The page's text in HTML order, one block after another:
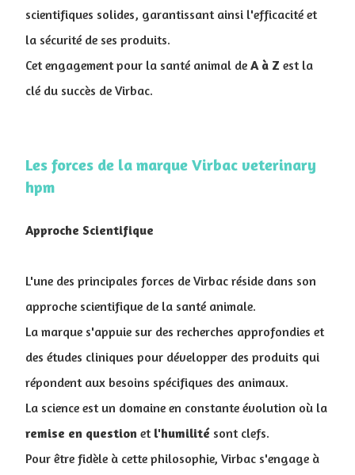
scientifiques solides, garantissant ainsi l'efficacité et
la sécurité de ses produits.
Cet engagement pour la santé animal de A à Z est la
clé du succès de Virbac.
Les forces de la marque Virbac veterinary
hpm
Approche Scientifique
L'une des principales forces de Virbac réside dans son
approche scientifique de la santé animale.
La marque s'appuie sur des recherches approfondies et
des études cliniques pour développer des produits qui
répondent aux besoins spécifiques des animaux.
La science est un domaine en constante évolution où la
remise en question et l'humilité sont clefs.
Pour être fidèle à cette philosophie, Virbac s'engage à